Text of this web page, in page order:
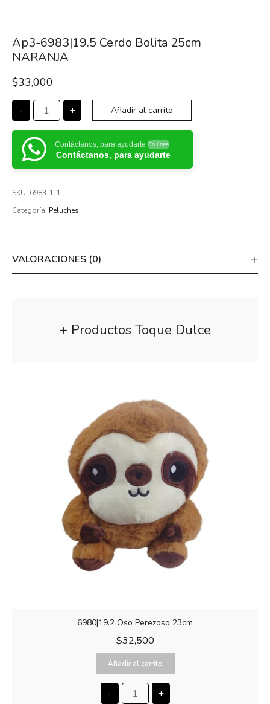
Ap3-6983|19.5 Cerdo Bolita 25cm
NARANJA
$33,000
- + Añadir al carrito
Contáctanos, para ayudarte En línea
Contáctanos, para ayudarte
SKU: 6983-1-1
Categoría: Peluches
VALORACIONES (0)
+ Productos Toque Dulce
6980|19.2 Oso Perezoso 23cm
$32,500
Añadir al carrito
- +